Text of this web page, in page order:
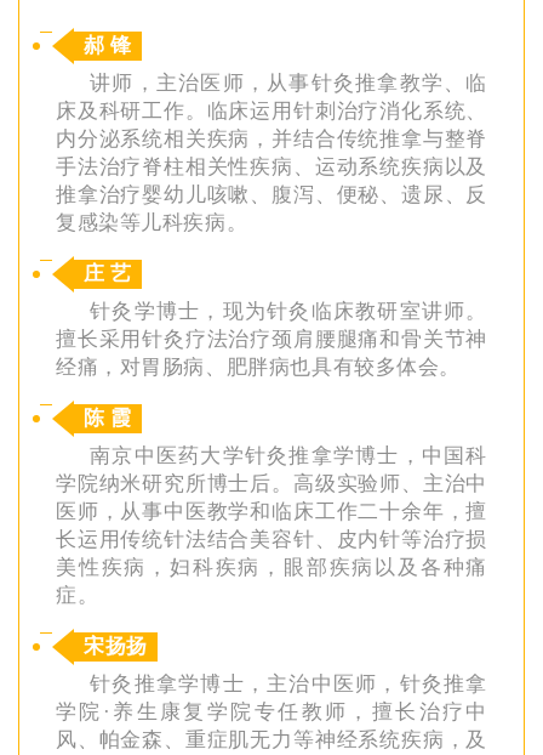
郝 锋
讲师，主治医师，从事针灸推拿教学、临
床及科研工作。临床运用针刺治疗消化系统、
内分泌系统相关疾病，并结合传统推拿与整脊
手法治疗脊柱相关性疾病、运动系统疾病以及
推拿治疗婴幼儿咳嗽、腹泻、便秘、遗尿、反
复感染等儿科疾病。
庄 艺
针灸学博士，现为针灸临床教研室讲师。
擅长采用针灸疗法治疗颈肩腰腿痛和骨关节神
经痛，对胃肠病、肥胖病也具有较多体会。
陈 霞
南京中医药大学针灸推拿学博士，中国科
学院纳米研究所博士后。高级实验师、主治中
医师，从事中医教学和临床工作二十余年，擅
长运用传统针法结合美容针、皮内针等治疗损
美性疾病，妇科疾病，眼部疾病以及各种痛
症。
宋扬扬
针灸推拿学博士，主治中医师，针灸推拿
学院·养生康复学院专任教师，擅长治疗中
风、帕金森、重症肌无力等神经系统疾病，及